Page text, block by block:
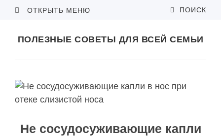
ОТКРЫТЬ МЕНЮ ПОИСК
ПОЛЕЗНЫЕ СОВЕТЫ ДЛЯ ВСЕЙ СЕМЬИ
Не сосудосуживающие капли